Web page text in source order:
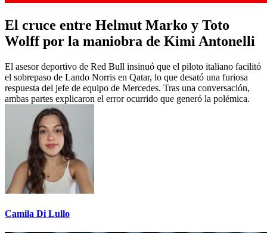
El cruce entre Helmut Marko y Toto
Wolff por la maniobra de Kimi Antonelli
El asesor deportivo de Red Bull insinuó que el piloto italiano facilitó
el sobrepaso de Lando Norris en Qatar, lo que desató una furiosa
respuesta del jefe de equipo de Mercedes. Tras una conversación,
ambas partes explicaron el error ocurrido que generó la polémica.
Camila Di Lullo